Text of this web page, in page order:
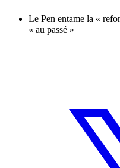
Le Pen entame la «
« au passé »